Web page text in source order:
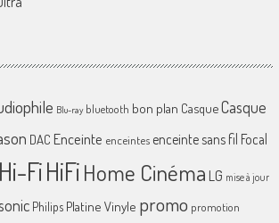
Blu-ray bluetooth bon plan CasqueCasque
DAC Enceinte enceintes enceinte sans fil Focal
Hi-FiHiFiHome Cinéma LG mise à jour
Philips Platine Vinyle promo promotion